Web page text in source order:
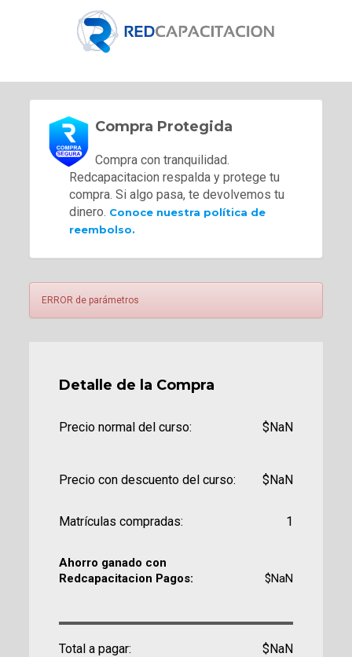
Compra Protegida
Compra con tranquilidad.
Redcapacitacion respalda y protege tu
compra. Si algo pasa, te devolvemos tu
dinero. Conoce nuestra política de
reembolso.
ERROR de parámetros
Detalle de la Compra
Precio normal del curso: $NaN
Precio con descuento del curso: $NaN
Matrículas compradas: 1
Ahorro ganado con
Redcapacitacion Pagos:
$NaN
Total a pagar: $NaN